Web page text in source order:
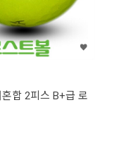
합 2피스 B+급 로